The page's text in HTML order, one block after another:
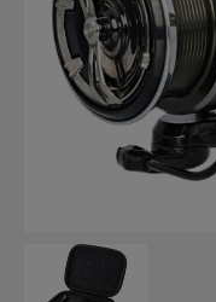
Havsfiskerullar
Trollingrullar
Flugrullar
Spön